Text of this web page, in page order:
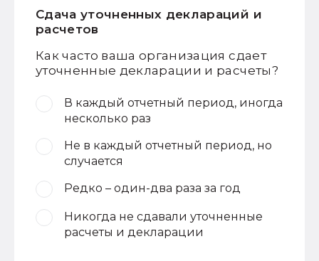
Сдача уточненных деклараций и
расчетов
Как часто ваша организация сдает
уточненные декларации и расчеты?
В каждый отчетный период, иногда
несколько раз
Не в каждый отчетный период, но
случается
Редко – один-два раза за год
Никогда не сдавали уточненные
расчеты и декларации